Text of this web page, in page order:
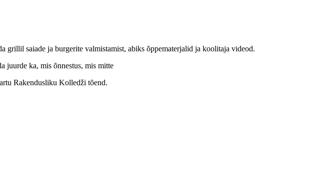
grillil saiade ja burgerite valmistamist, abiks õppematerjalid ja koolitaja videod.
juurde ka, mis õnnestus, mis mitte
Rakendusliku Kolledži tõend.